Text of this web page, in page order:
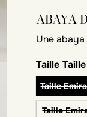
ABAYA
Une
Taille
Taille
Taille